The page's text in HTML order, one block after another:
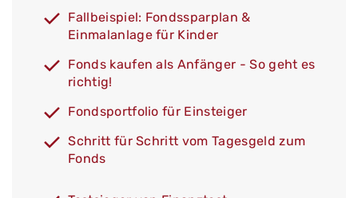
Fallbeispiel: Fondssparplan &
Einmalanlage für Kinder
Fonds kaufen als Anfänger - So geht es
richtig!
Fondsportfolio für Einsteiger
Schritt für Schritt vom Tagesgeld zum
Fonds